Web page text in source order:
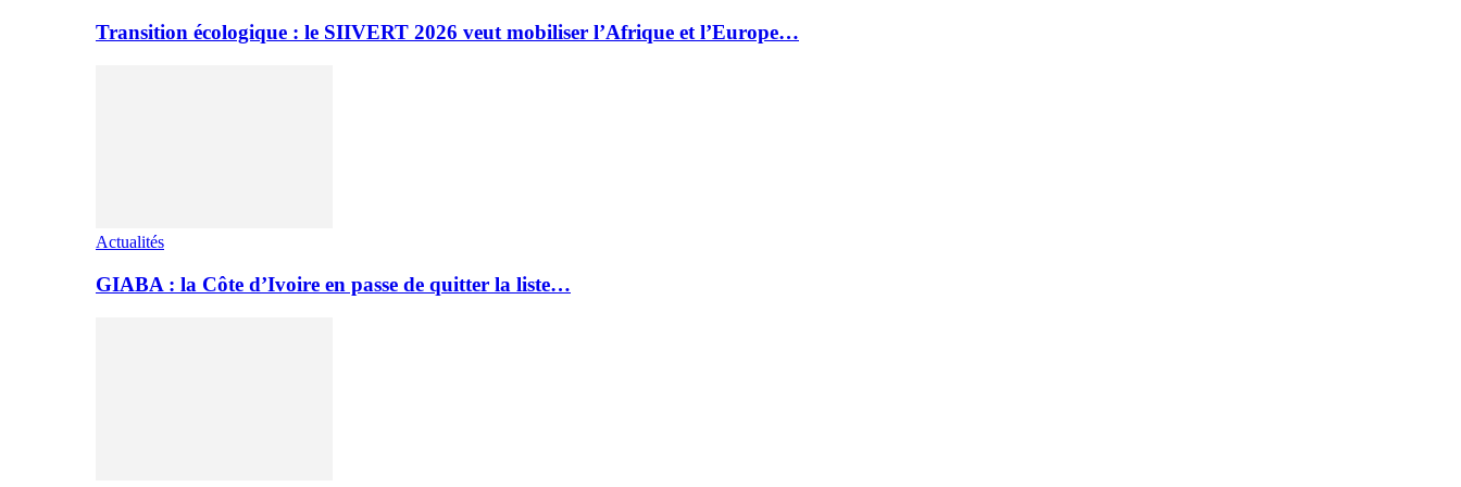
Transition écologique : le SIIVERT 2026 veut mobiliser l’Afrique et l’Europe…
Actualités
GIABA : la Côte d’Ivoire en passe de quitter la liste…